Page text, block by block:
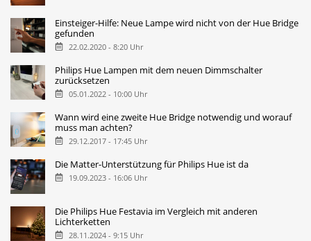
Einsteiger-Hilfe: Neue Lampe wird nicht von der Hue Bridge
gefunden
22.02.2020 - 8:20 Uhr
Philips Hue Lampen mit dem neuen Dimmschalter
zurücksetzen
05.01.2022 - 10:00 Uhr
Wann wird eine zweite Hue Bridge notwendig und worauf
muss man achten?
29.12.2017 - 17:45 Uhr
Die Matter-Unterstützung für Philips Hue ist da
19.09.2023 - 16:06 Uhr
Die Philips Hue Festavia im Vergleich mit anderen
Lichterketten
28.11.2024 - 9:15 Uhr